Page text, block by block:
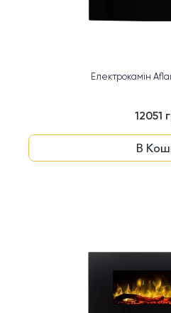
Електрокамін
12051
В